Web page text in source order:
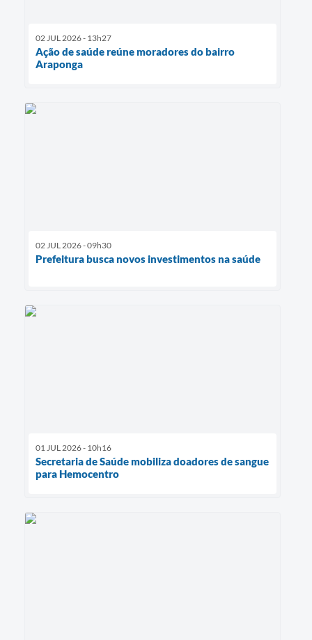
02 JUL 2026 - 13h27
Ação de saúde reúne moradores do bairro
Araponga
02 JUL 2026 - 09h30
Prefeitura busca novos investimentos na saúde
01 JUL 2026 - 10h16
Secretaria de Saúde mobiliza doadores de sangue
para Hemocentro